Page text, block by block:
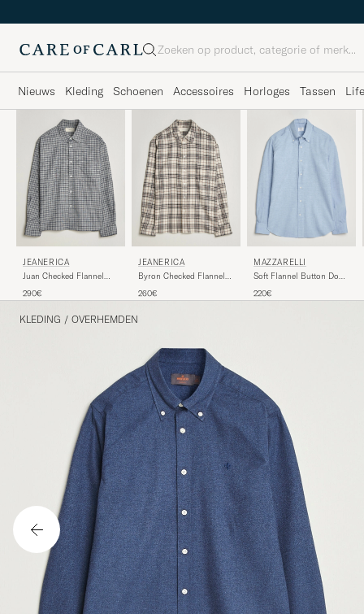
Zoeken
Nieuws Kleding Schoenen Accessoires Horloges Tassen
JEANERICA
Juan Checked Flannel
290€
JEANERICA
Byron Checked Flannel
260€
MAZZARELLI
Soft Flannel Button Down
220€
KLEDING / OVERHEMDEN